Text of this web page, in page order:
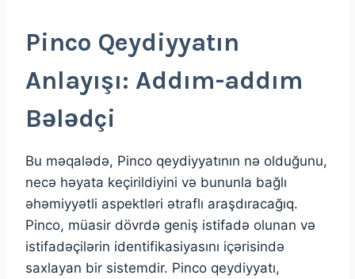
Pinco Qeydiyyatın
Anlayışı: Addım-addım
Bələdçi
Bu məqalədə, Pinco qeydiyyatının nə olduğunu,
necə həyata keçirildiyini və bununla bağlı
əhəmiyyətli aspektləri ətraflı araşdıracağıq.
Pinco, müasir dövrdə geniş istifadə olunan və
istifadəçilərin identifikasiyasını içərisində
saxlayan bir sistemdir. Pinco qeydiyyatı,